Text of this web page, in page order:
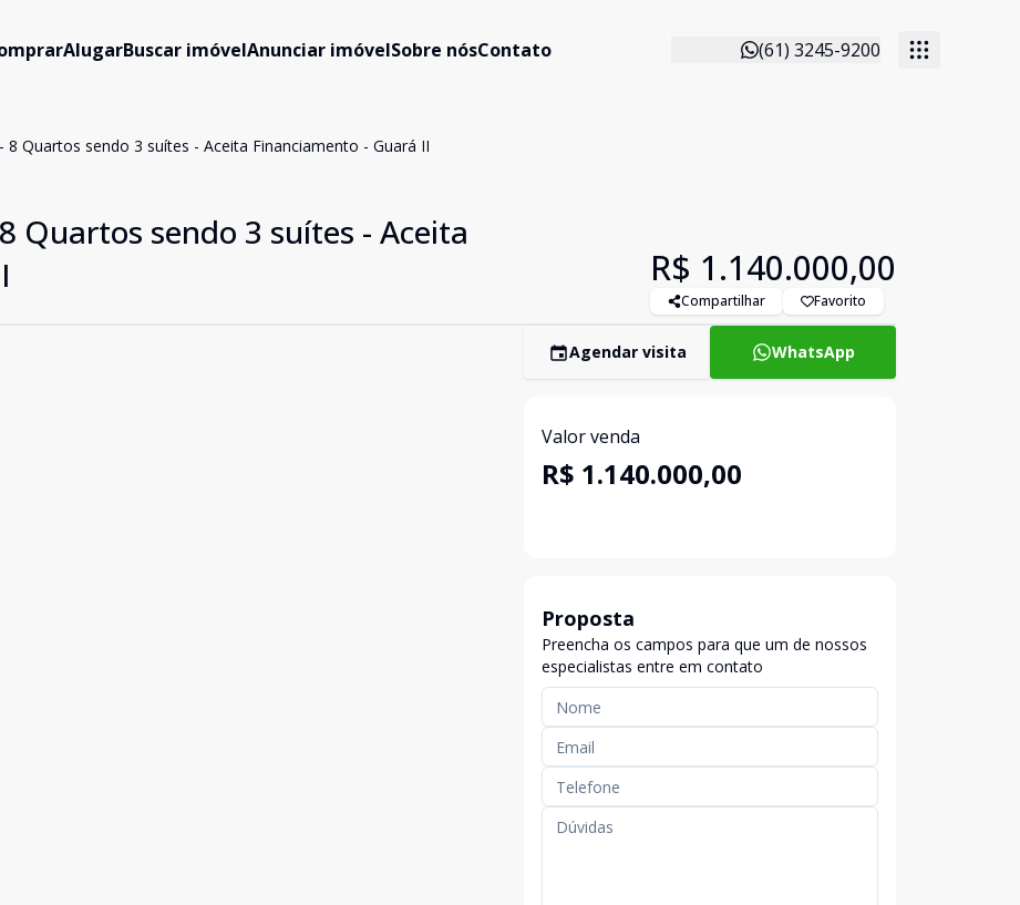
AlugarBuscar imóvelAnunciar imóvelSobre nósContato (61) 3245-9200
8 Quartos sendo 3 suítes - Aceita Financiamento - Guará II
Quartos sendo 3 suítes - Aceita
R$ 1.140.000,00
Compartilhar Favorito
Agendar visita WhatsApp
Valor venda
R$ 1.140.000,00
Proposta
Preencha os campos para que um de nossos
especialistas entre em contato